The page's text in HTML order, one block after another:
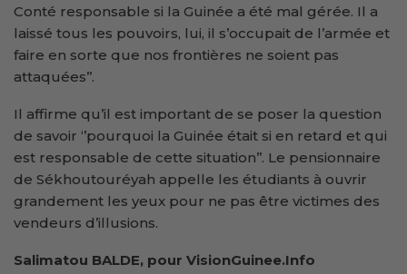
Conté responsable si la Guinée a été mal gérée. Il a
laissé tous les pouvoirs, lui, il s’occupait de l’armée et
faire en sorte que nos frontières ne soient pas
attaquées’’.
Il affirme qu’il est important de se poser la question
de savoir ‘’pourquoi la Guinée était si en retard et qui
est responsable de cette situation’’. Le pensionnaire
de Sékhoutouréyah appelle les étudiants à ouvrir
grandement les yeux pour ne pas être victimes des
vendeurs d’illusions.
Salimatou BALDE, pour VisionGuinee.Info